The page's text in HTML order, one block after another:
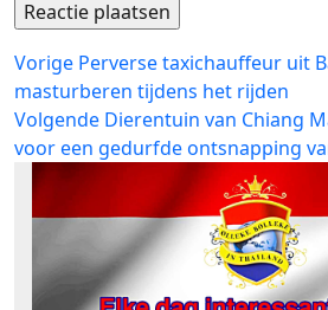
Bericht
navigatie
Vorige Vorig
bericht:
Perverse taxichauffeur uit
masturberen tijdens het rijden
Volgende Volgend
bericht:
Dierentuin van Chiang
voor een gedurfde ontsnapping